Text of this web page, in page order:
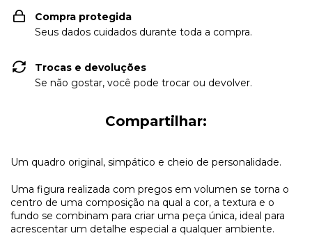
Compra protegida
Seus dados cuidados durante toda a compra.
Trocas e devoluções
Se não gostar, você pode trocar ou devolver.
Compartilhar:
Um quadro original, simpático e cheio de personalidade.
Uma figura realizada com pregos em volumen se torna o
centro de uma composição na qual a cor, a textura e o
fundo se combinam para criar uma peça única, ideal para
acrescentar um detalhe especial a qualquer ambiente.